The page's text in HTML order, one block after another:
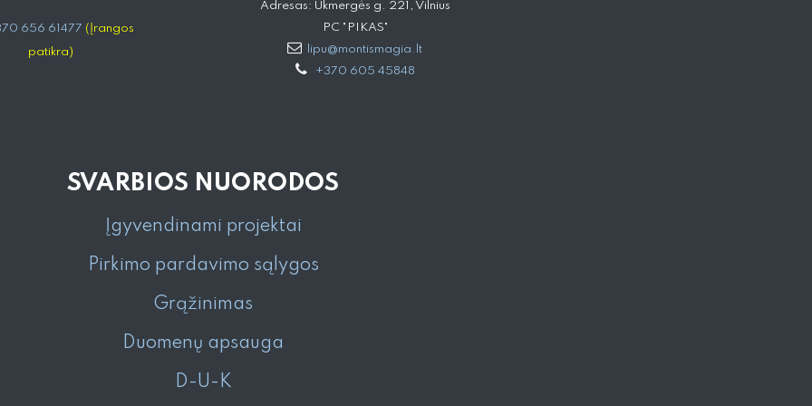
656 61477 (Įrangos
patikra)
Adresas: Ukmergės g. 221, Vilnius
PC "PIKAS"
lipu@montismagia.lt
+370 605 45848
SVARBIOS NUORODOS
Įgyvendinami projektai
Pirkimo pardavimo sąlygos
Grąžinimas
Duomenų apsauga
D-U-K